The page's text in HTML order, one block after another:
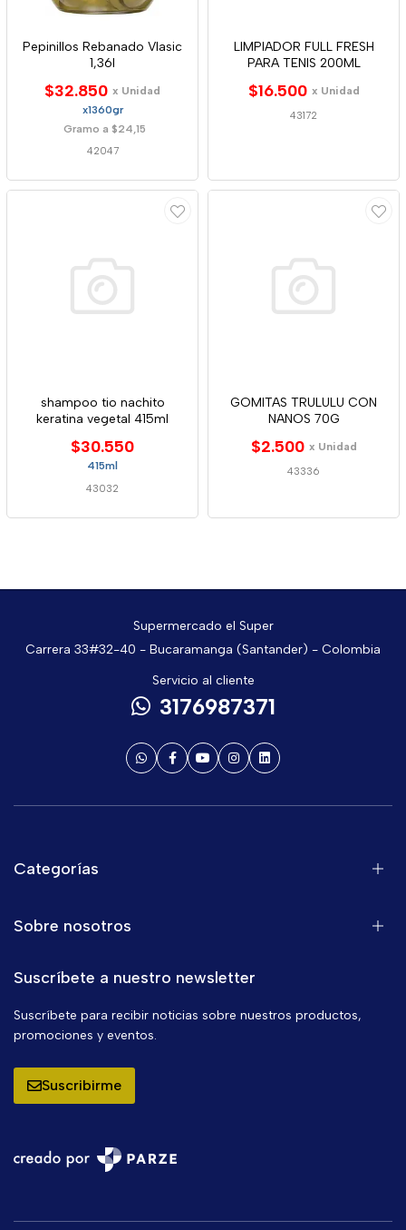
Pepinillos Rebanado Vlasic
1,36l
$32.850 x Unidad
x1360gr
Gramo a $24,15
42047
LIMPIADOR FULL FRESH
PARA TENIS 200ML
$16.500 x Unidad
43172
shampoo tio nachito
keratina vegetal 415ml
$30.550
415ml
43032
GOMITAS TRULULU CON
NANOS 70G
$2.500 x Unidad
43336
Supermercado el Super
Carrera 33#32-40 - Bucaramanga (Santander) - Colombia
Servicio al cliente
3176987371
Categorías
Sobre nosotros
Suscríbete a nuestro newsletter
Suscríbete para recibir noticias sobre nuestros productos,
promociones y eventos.
Suscribirme